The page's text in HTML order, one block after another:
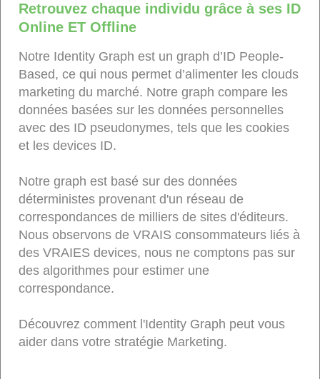
Retrouvez chaque individu grâce à ses ID
Online ET Offline
Notre Identity Graph est un graph d’ID People-
Based, ce qui nous permet d’alimenter les clouds
marketing du marché. Notre graph compare les
données basées sur les données personnelles
avec des ID pseudonymes, tels que les cookies
et les devices ID.
Notre graph est basé sur des données
déterministes provenant d'un réseau de
correspondances de milliers de sites d'éditeurs.
Nous observons de VRAIS consommateurs liés à
des VRAIES devices, nous ne comptons pas sur
des algorithmes pour estimer une
correspondance.
Découvrez comment l'Identity Graph peut vous
aider dans votre stratégie Marketing.